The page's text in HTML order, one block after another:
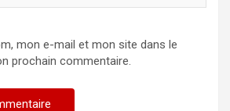
mon e-mail et mon site dans le
prochain commentaire.